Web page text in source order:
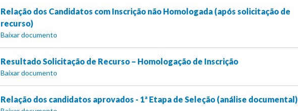
Relação dos Candidatos com Inscrição não Homologada (após solicitação de
recurso)
Baixar documento
Resultado Solicitação de Recurso – Homologação de Inscrição
Baixar documento
Relação dos candidatos aprovados - 1ª Etapa de Seleção (análise documental)